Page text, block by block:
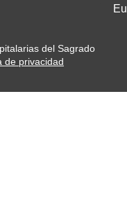
del Sagrado
de privacidad